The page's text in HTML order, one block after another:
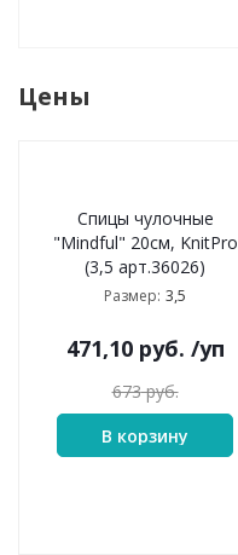
Цены
Спицы чулочные
"Mindful" 20см, KnitPro
(3,5 арт.36026)
Размер: 3,5
471,10руб. /уп
673руб.
В корзину